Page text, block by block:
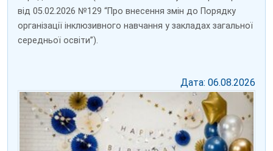
від 05.02.2026 №129 “Про внесення змін до Порядку
організації інклюзивного навчання у закладах загальної
середньої освіти”).
Дата: 06.08.2026